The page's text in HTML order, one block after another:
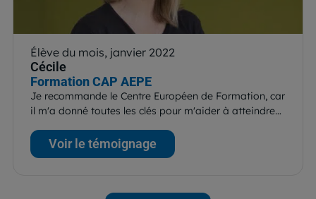
Élève du mois, janvier 2022
Cécile
Formation CAP AEPE
Je recommande le Centre Européen de Formation, car
il m'a donné toutes les clés pour m'aider à atteindre…
Voir le témoignage